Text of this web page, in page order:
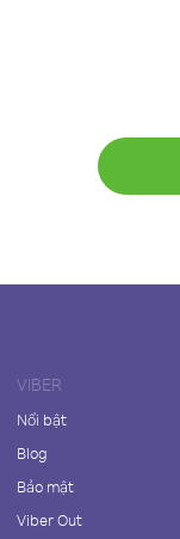
VIBER
Nổi bật
Blog
Bảo mật
Viber Out